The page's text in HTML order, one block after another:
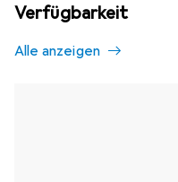
Verfügbarkeit
Alle anzeigen